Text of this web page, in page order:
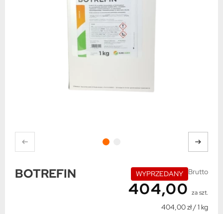
BOTREFIN WYPRZEDANY Brutto
404,00 za szt.
404,00 zł / 1 kg